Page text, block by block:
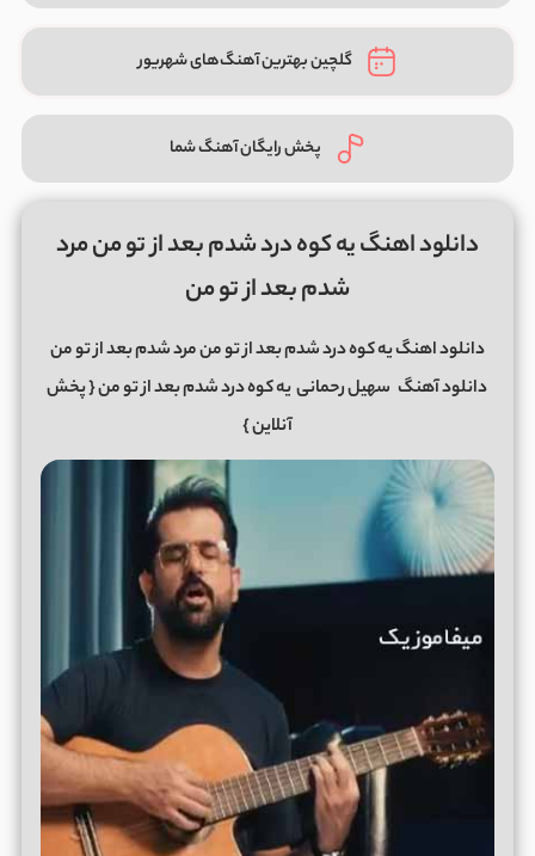
گلچین بهترین آهنگ‌های شهریور
پخش رایگان آهنگ شما
دانلود اهنگ یه کوه درد شدم بعد از تو من مرد
شدم بعد از تو من
دانلود اهنگ یه کوه درد شدم بعد از تو من مرد شدم بعد از تو من
دانلود آهنگ سهیل رحمانییه کوه درد شدم بعد از تو من{ پخش
آنلاین }